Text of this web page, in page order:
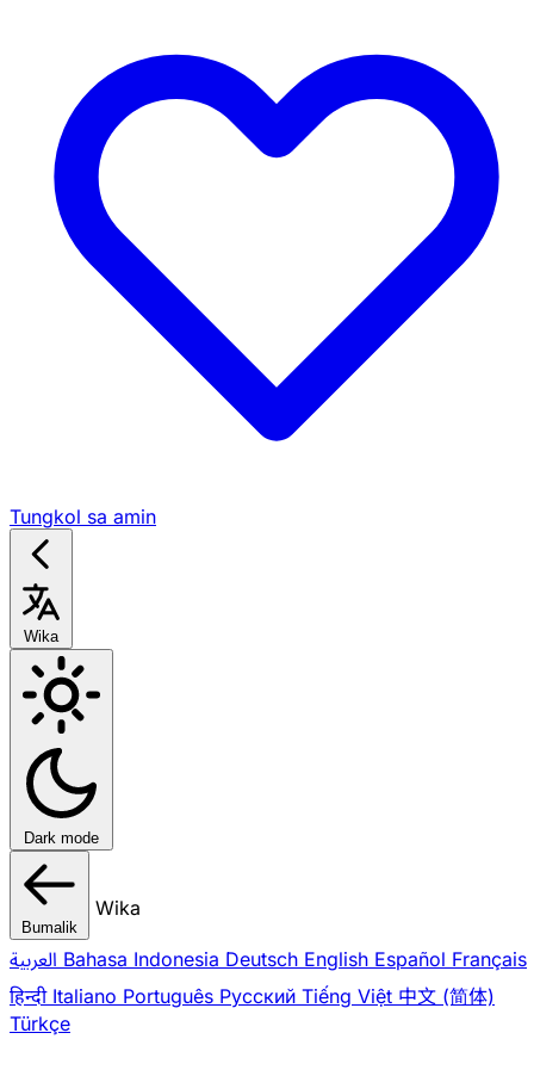
Tungkol sa amin
Wika
Dark mode
Bumalik
Wika
Bahasa Indonesia Deutsch English Español Français
हिन्दी Italiano Português Pусский Tiếng Việt 中文 (简体)
Türkçe